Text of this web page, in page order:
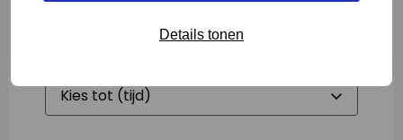
Details tonen